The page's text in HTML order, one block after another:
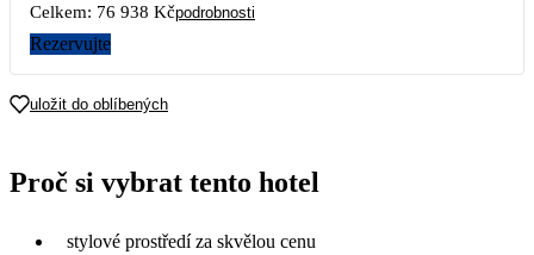
12
19 20
Celkem: 76 938 Kčpodrobnosti
Rezervujte
uložit do oblíbených
Proč si vybrat tento hotel
stylové prostředí za skvělou cenu